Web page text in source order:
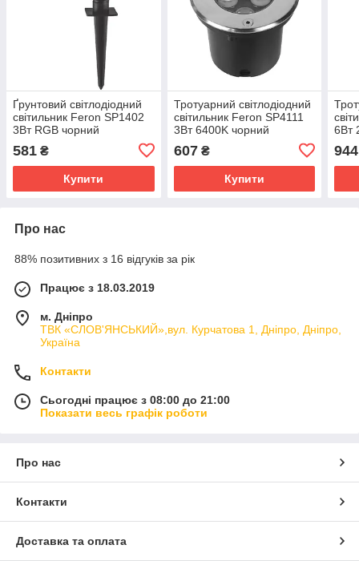
Ґрунтовий світлодіодний
світильник Feron SP1402
3Вт RGB чорний
581 ₴
Купити
Тротуарний світлодіодний
світильник Feron SP4111
3Вт 6400K чорний
607₴
Купити
6Вт
944
Про нас
88% позитивних з 16 відгуків за рік
Працює з 18.03.2019
м. Дніпро
ТВК «СЛОВ'ЯНСЬКИЙ»,вул. Курчатова 1, Дніпро, Дніпро,
Україна
Контакти
Сьогодні працює з 08:00 до 21:00
Показати весь графік роботи
Про нас
Контакти
Доставка та оплата